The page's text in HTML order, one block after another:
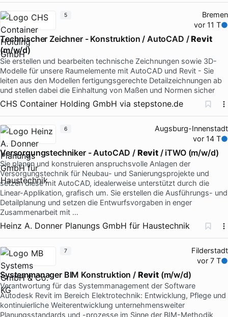
Bremen
vor 11 T
Technischer Zeichner - Konstruktion / AutoCAD /Revit
(m/w/d)
Sie erstellen und bearbeiten technische Zeichnungen sowie 3D-
Modelle für unsere Raumelemente mit AutoCAD und Revit - Sie
leiten aus den Modellen fertigungsgerechte Detailzeichnungen ab
und stellen dabei die Einhaltung von Maßen und Normen sicher
CHS Container Holding GmbH via stepstone.de
5
Augsburg-Innenstadt
vor 14 T
Versorgungstechniker - AutoCAD / Revit/ iTWO (m/w/d)
Sie planen und konstruieren anspruchsvolle Anlagen der
Versorgungstechnik für Neubau- und Sanierungsprojekte und
setzen diese mit AutoCAD, idealerweise unterstützt durch die
Linear-Applikation, grafisch um. Sie erstellen die Ausführungs- und
Detailplanung und setzen die Entwurfsvorgaben in enger
Zusammenarbeit mit …
Heinz A. Donner Planungs GmbH für Haustechnik
6
Filderstadt
vor 7 T
Systemmanager BIM Konstruktion / Revit(m/w/d)
Verantwortung für das Systemmanagement der Software
Autodesk Revit im Bereich Elektrotechnik: Entwicklung, Pflege und
kontinuierliche Weiterentwicklung unternehmensweiter
Planungsstandards und -prozesse im Sinne der BIM-Methodik
7